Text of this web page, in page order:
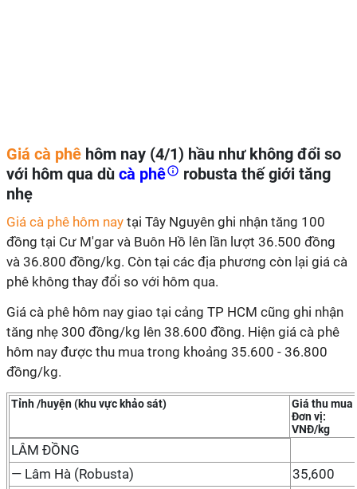
Giá cà phê hôm nay (4/1) hầu như không đổi so
với hôm qua dù cà phê
robusta thế giới tăng
nhẹ
Giá cà phê hôm nay tại Tây Nguyên ghi nhận tăng 100
đồng tại Cư M'gar và Buôn Hồ lên lần lượt 36.500 đồng
và 36.800 đồng/kg. Còn tại các địa phương còn lại giá cà
phê không thay đổi so với hôm qua.
Giá cà phê hôm nay giao tại cảng TP HCM cũng ghi nhận
tăng nhẹ 300 đồng/kg lên 38.600 đồng. Hiện giá cà phê
hôm nay được thu mua trong khoảng 35.600 - 36.800
đồng/kg.
Tỉnh /huyện (khu vực khảo sát)
Giá thu mua
Đơn vị:
VNĐ/kg
LÂM ĐỒNG
— Lâm Hà (Robusta)
35,600